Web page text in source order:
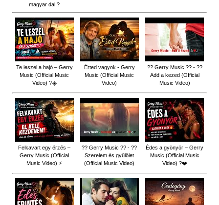
magyar dal ?
Te leszel a hajó – Gerry
Music (Official Music
Video) ?☀️
Érted vagyok - Gerry
Music (Official Music
Video)
?? Gerry Music ?? - ??
Add a kezed (Official
Music Video)
Felkavart egy érzés –
Gerry Music (Official
Music Video) ⚡
?? Gerry Music ?? - ??
Szerelem és gyűlölet
(Official Music Video)
Édes a gyönyör – Gerry
Music (Official Music
Video) ?❤️